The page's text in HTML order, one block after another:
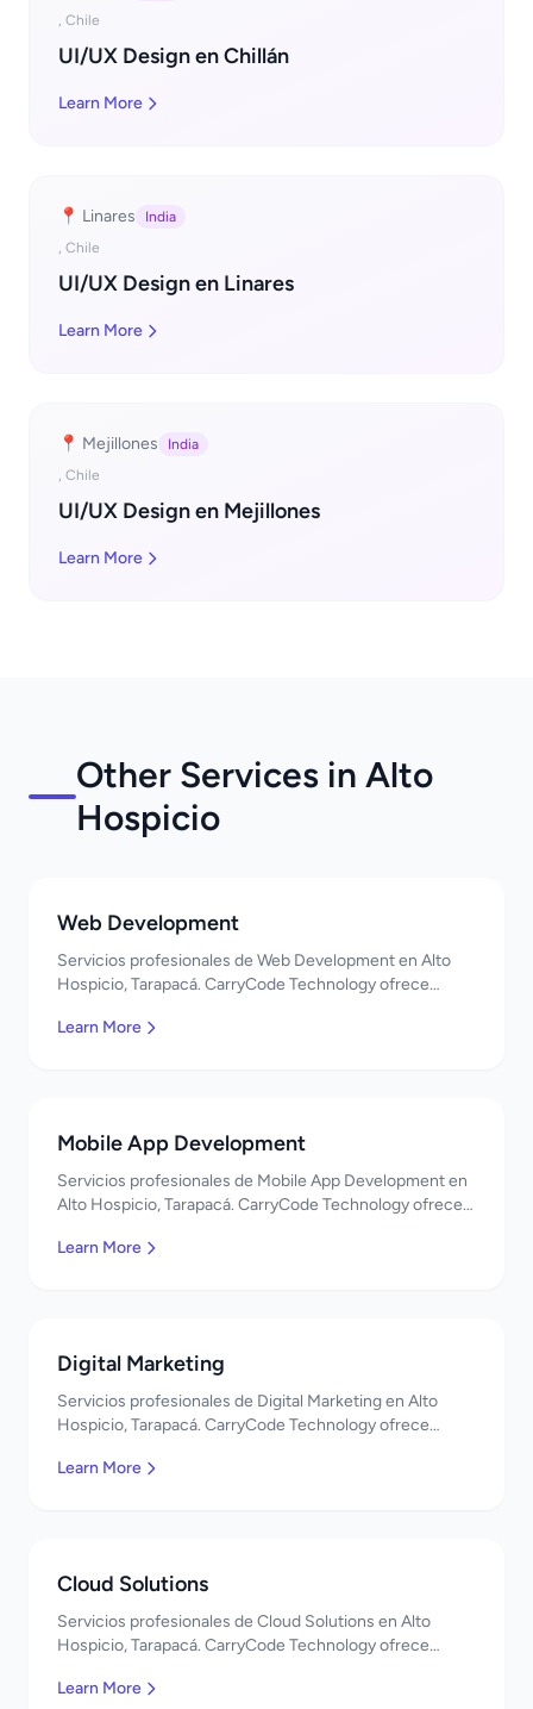
, Chile
UI/UX Design en Chillán
Learn More
📍 Linares
India
, Chile
UI/UX Design en Linares
Learn More
📍 Mejillones
India
, Chile
UI/UX Design en Mejillones
Learn More
Other Services in Alto
Hospicio
Web Development
Servicios profesionales de Web Development en Alto
Hospicio, Tarapacá. CarryCode Technology ofrece
Learn More
Mobile App Development
Servicios profesionales de Mobile App Development en
Alto Hospicio, Tarapacá. CarryCode Technology ofrece
Learn More
Digital Marketing
Servicios profesionales de Digital Marketing en Alto
Hospicio, Tarapacá. CarryCode Technology ofrece
Learn More
Cloud Solutions
Servicios profesionales de Cloud Solutions en Alto
Hospicio, Tarapacá. CarryCode Technology ofrece
Learn More